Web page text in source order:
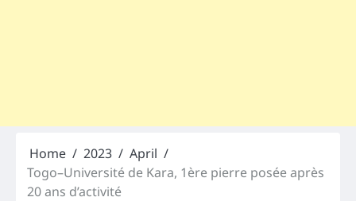
Home 2023
April
Togo–Université de Kara, 1ère pierre posée après
20 ans d’activité